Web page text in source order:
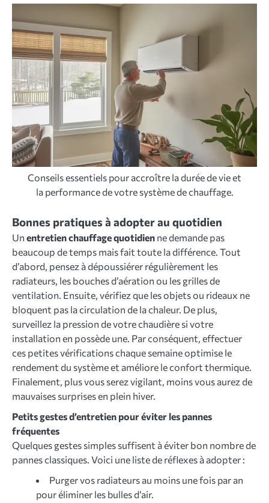
Conseils essentiels pour accroître la durée de vie et
la performance de votre système de chauffage.
Bonnes pratiques à adopter au quotidien
Un entretien chauffage quotidien ne demande pas
beaucoup de temps mais fait toute la différence. Tout
d’abord, pensez à dépoussiérer régulièrement les
radiateurs, les bouches d’aération ou les grilles de
ventilation. Ensuite, vérifiez que les objets ou rideaux ne
bloquent pas la circulation de la chaleur. De plus,
surveillez la pression de votre chaudière si votre
installation en possède une. Par conséquent, effectuer
ces petites vérifications chaque semaine optimise le
rendement du système et améliore le confort thermique.
Finalement, plus vous serez vigilant, moins vous aurez de
mauvaises surprises en plein hiver.
Petits gestes d’entretien pour éviter les pannes
fréquentes
Quelques gestes simples suffisent à éviter bon nombre de
pannes classiques. Voici une liste de réflexes à adopter :
Purger vos radiateurs au moins une fois par an
pour éliminer les bulles d’air.